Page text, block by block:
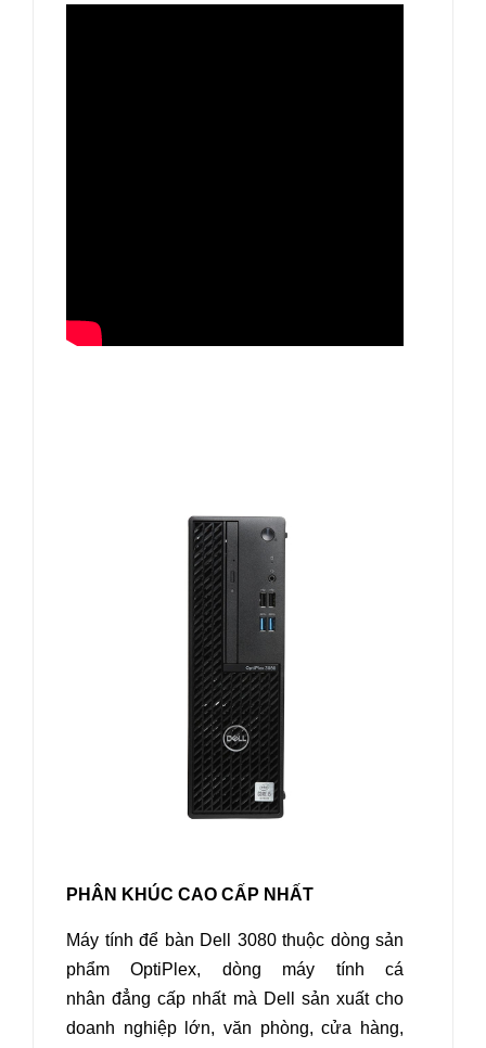
PHÂN KHÚC CAO CẤP NHẤT
Máy tính để bàn Dell 3080 thuộc dòng sản
phẩm OptiPlex, dòng máy tính cá
nhân đẳng cấp nhất mà Dell sản xuất cho
doanh nghiệp lớn, văn phòng, cửa hàng,